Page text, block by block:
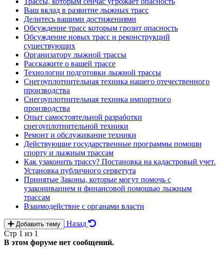
Ваш вклад в развитие лыжных трасс
Делитесь вашими достижениями
Обсуждение трасс которым грозит опасность
Обсуждение новых трасс и реконструкций
существующих
Организатору лыжной трассы
Расскажите о вашей трассе
Технологии подготовки лыжной трассы
Снегоуплотнительная техника нашего отечественного
производства
Снегоуплотнительная техника импортного
производства
Опыт самостоятельной разработки
снегоуплотнительной техники
Ремонт и обслуживание техники
Действующие государственные программы помощи
спорту и лыжным трассам
Как узаконить трассу? Постановка на кадастровый учет.
Установка публичного серветута
Принятые Законы, которые могут помочь с
узакониванием и финансовой помощью лыжным
трассам
Взаимодействие с органами власти
Добавить тему
Назад
Стр 1 из 1
В этом форуме нет сообщений.